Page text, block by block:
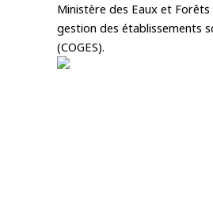
Ministère des Eaux et
gestion des établissements
(COGES).